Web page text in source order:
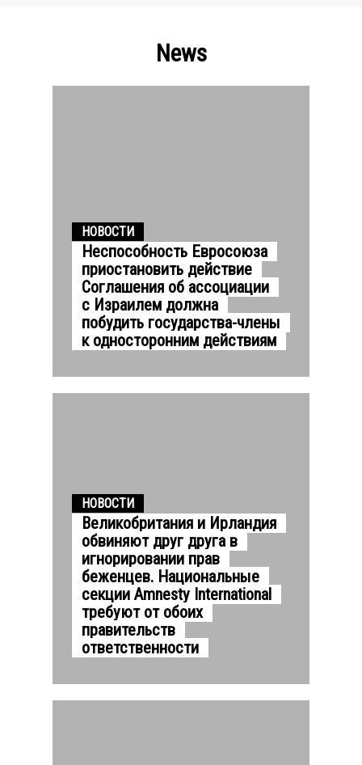
News
НОВОСТИ
Неспособность Евросоюза
приостановить действие
Соглашения об ассоциации
с Израилем должна
побудить государства-члены
к односторонним действиям
НОВОСТИ
Великобритания и Ирландия
обвиняют друг друга в
игнорировании прав
беженцев. Национальные
секции Amnesty International
требуют от обоих
правительств
ответственности